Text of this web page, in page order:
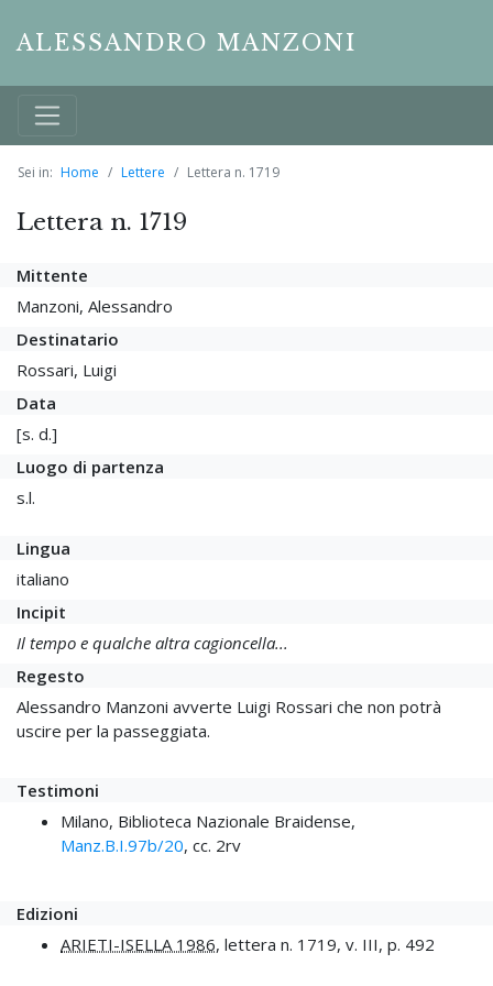
ALESSANDRO MANZONI
Sei in: Home Lettere Lettera n. 1719
Lettera n. 1719
Mittente
Manzoni, Alessandro
Destinatario
Rossari, Luigi
Data
[s. d.]
Luogo di partenza
s.l.
Lingua
italiano
Incipit
Il tempo e qualche altra cagioncella...
Regesto
Alessandro Manzoni avverte Luigi Rossari che non potrà
uscire per la passeggiata.
Testimoni
Milano, Biblioteca Nazionale Braidense,
Manz.B.I.97b/20, cc. 2rv
Edizioni
ARIETI-ISELLA 1986, lettera n. 1719, v. III, p. 492